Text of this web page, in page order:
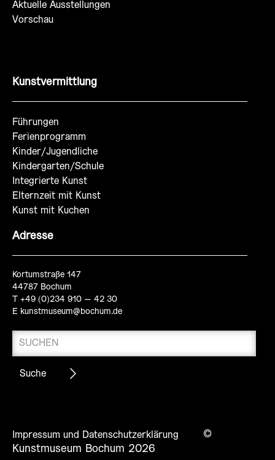
Aktuelle Ausstellungen
Vorschau
Kunstvermittlung
Führungen
Ferienprogramm
Kinder/Jugendliche
Kindergarten/Schule
Integrierte Kunst
Elternzeit mit Kunst
Kunst mit Kuchen
Adresse
Kortumstraße 147
44787 Bochum
T +49 (0)234 910 – 42 30
E kunstmuseum@bochum.de
Impressum und Datenschutzerklärung
©
Kunstmuseum Bochum 2026